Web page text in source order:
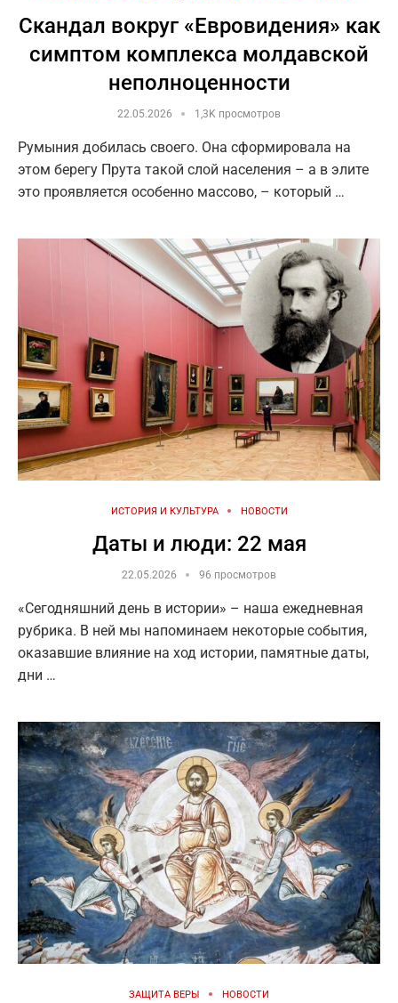
Скандал вокруг «Евровидения» как
симптом комплекса молдавской
неполноценности
22.05.2026 1,3K просмотров
Румыния добилась своего. Она сформировала на
этом берегу Прута такой слой населения – а в элите
это проявляется особенно массово, – который …
ИСТОРИЯ И КУЛЬТУРА НОВОСТИ
Даты и люди: 22 мая
22.05.2026 96 просмотров
«Сегодняшний день в истории» – наша ежедневная
рубрика. В ней мы напоминаем некоторые события,
оказавшие влияние на ход истории, памятные даты,
дни …
ЗАЩИТА ВЕРЫ НОВОСТИ